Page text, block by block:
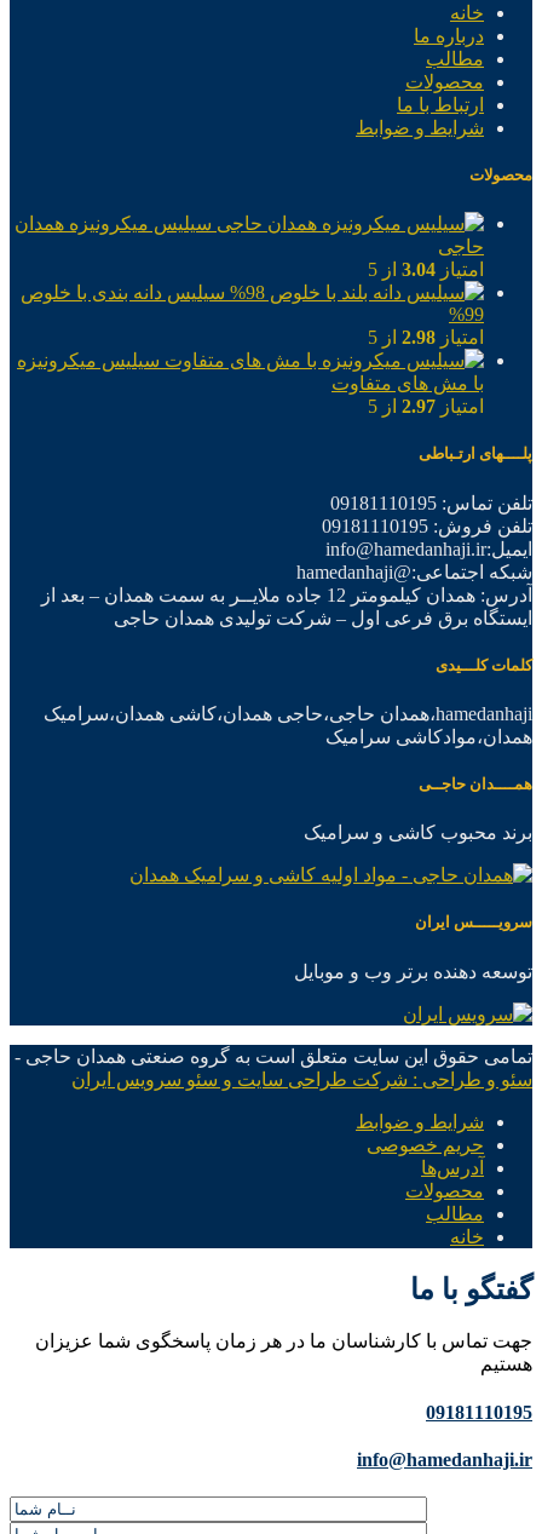
خانه
درباره ما
مطالب
محصولات
ارتباط با ما
شرایط و ضوابط
محصولات
سیلیس میکرونیزه همدان
حاجی
امتیاز 3.04 از 5
سیلیس دانه بندی با خلوص
99%
امتیاز 2.98 از 5
سیلیس میکرونیزه
با مش های متفاوت
امتیاز 2.97 از 5
پلــــهای ارتـباطی
تلفن تماس: 09181110195
تلفن فروش: 09181110195
ایمیل:info@hamedanhaji.ir
شبکه اجتماعی:@hamedanhaji
آدرس: همدان کیلمومتر 12 جاده ملایــر به سمت همدان – بعد از
ایستگاه برق فرعی اول – شرکت تولیدی همدان حاجی
کلمات کلـــیدی
hamedanhaji،همدان حاجی،حاجی همدان،کاشی همدان،سرامیک
همدان،موادکاشی سرامیک
همــــدان حاجــی
برند محبوب کاشی و سرامیک
سرویـــــس ایران
توسعه دهنده برتر وب و موبایل
تمامی حقوق این سایت متعلق است به گروه صنعتی همدان حاجی -
سئو و طراحی : شرکت طراحی سایت و سئو سرویس ایران
شرایط و ضوابط
حریم خصوصی
آدرس‌ها
محصولات
مطالب
خانه
گفتگو با ما
جهت تماس با کارشناسان ما در هر زمان پاسخگوی شما عزیزان
هستیم
09181110195
info@hamedanhaji.ir